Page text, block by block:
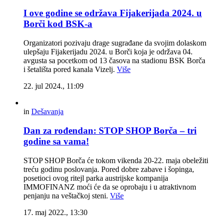
I ove godine se održava Fijakerijada 2024. u
Borči kod BSK-a
Organizatori pozivaju drage sugrađane da svojim dolaskom
ulepšaju Fijakerijadu 2024. u Borči koja je održava 04.
avgusta sa pocetkom od 13 časova na stadionu BSK Borča
i šetališta pored kanala Vizelj. Više
22. jul 2024., 11:09
in Dešavanja
Dan za rođendan: STOP SHOP Borča – tri
godine sa vama!
STOP SHOP Borča će tokom vikenda 20-22. maja obeležiti
treću godinu poslovanja. Pored dobre zabave i šopinga,
posetioci ovog ritejl parka austrijske kompanija
IMMOFINANZ moći će da se oprobaju i u atraktivnom
penjanju na veštačkoj steni. Više
17. maj 2022., 13:30